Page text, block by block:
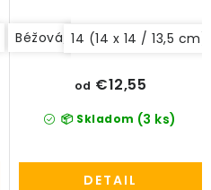
Béžová/Krémová14 (14 x 14 / 13,5 cm)
📦 Skladom (3 ks)
od €12,55
DETAIL